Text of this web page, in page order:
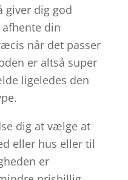
giver dig god
din
når det passer
er altså super
ligeledes den
dig at vælge at
eller hus eller til
er